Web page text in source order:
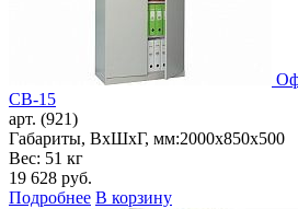
CB-15
арт. (921)
Габариты, ВxШxГ, мм:2000x850x500
Вес: 51 кг
19 628 руб.
Подробнее В корзину